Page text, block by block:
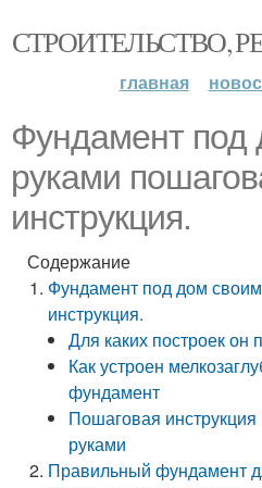
СТРОИТЕЛЬСТВО,
главная
Фундамент под
руками
инструкция.
Содержание
Фундамент под дом
инструкция.
Для каких построек он
Как устроен
фундамент
Пошаговая
руками
Правильный фундамент